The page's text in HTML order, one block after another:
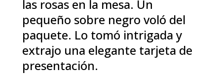
las rosas en la mesa. Un
pequeño sobre negro voló del
paquete. Lo tomó intrigada y
extrajo una elegante tarjeta de
presentación.